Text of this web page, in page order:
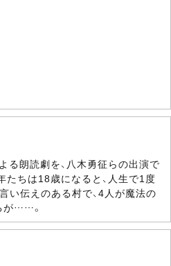
る朗読劇を、八木勇征らの出演で
たちは18歳になると、人生で1度
い伝えのある村で、4人が魔法の
が……。